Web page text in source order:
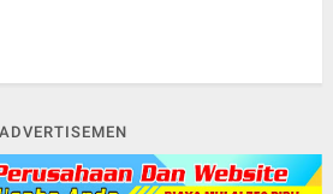
ADVERTISEMEN